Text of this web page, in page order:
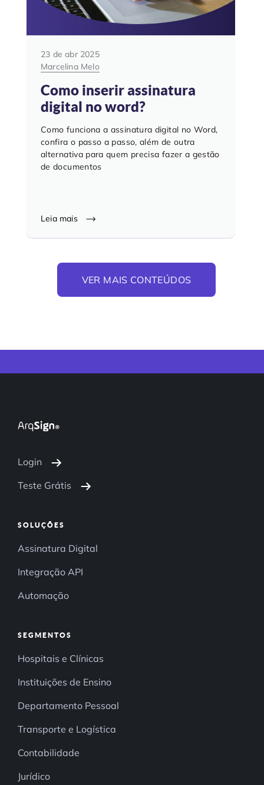
23 de abr 2025
Marcelina Melo
Como inserir assinatura
digital no word?
Como funciona a assinatura digital no Word,
confira o passo a passo, além de outra
alternativa para quem precisa fazer a gestão
de documentos
Leia mais
VER MAIS CONTEÚDOS
Login
Teste Grátis
SOLUÇÕES
Assinatura Digital
Integração API
Automação
SEGMENTOS
Hospitais e Clínicas
Instituições de Ensino
Departamento Pessoal
Transporte e Logística
Contabilidade
Jurídico